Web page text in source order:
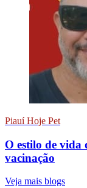
Piauí Hoje Pet
O estilo de vida
vacinação
Veja mais blogs